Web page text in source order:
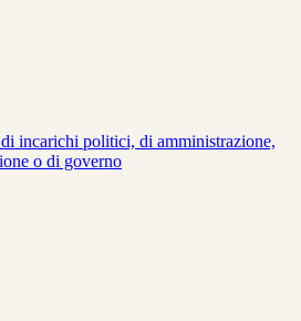
incarichi politici, di amministrazione,
o di governo